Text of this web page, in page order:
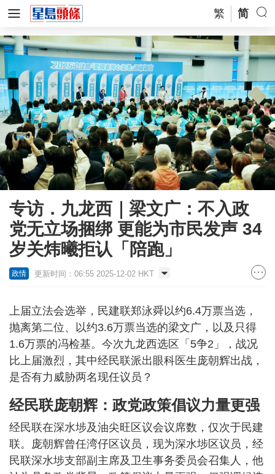
繁 简
专访．九龙西｜梁文广：不入政
党无立场捆绑 更能为市民发声 34
岁关炜曦拒认「陪跑」
政情 更新时间：06:55 2025-12-02 HKT
上届立法会选举，民建联郑泳舜以约6.4万票当选，
抛离第二位、以约3.6万票当选的梁文广，以及只得
1.6万票的冯检基。今次九龙西选区「5争2」，战况
比上届激烈，其中经民联派出眼科医生庞朝辉出战，
是否有力威胁两名现任议员？
经民联庞朝辉：政党政策倡议力量更强
经民联在深水埗及油尖旺区议会议席数，仅次于民建
联。庞朝辉曾任湾仔区议员，现为深水埗区议员，经
民联深水埗支部副主席及卫生事务委员会召集人，他